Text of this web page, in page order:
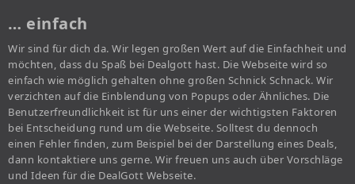
… einfach
Wir sind für dich da. Wir legen großen Wert auf die Einfachheit und
möchten, dass du Spaß bei Dealgott hast. Die Webseite wird so
einfach wie möglich gehalten ohne großen Schnick Schnack. Wir
verzichten auf die Einblendung von Popups oder Ähnliches. Die
Benutzerfreundlichkeit ist für uns einer der wichtigsten Faktoren
bei Entscheidung rund um die Webseite. Solltest du dennoch
einen Fehler finden, zum Beispiel bei der Darstellung eines Deals,
dann kontaktiere uns gerne. Wir freuen uns auch über Vorschläge
und Ideen für die DealGott Webseite.